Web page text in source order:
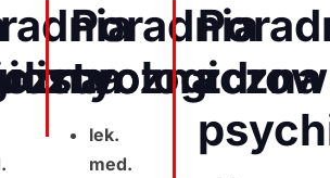
Poradnia
urologiczna
lek.
med.